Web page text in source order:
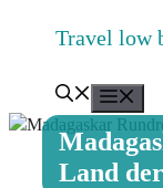
springen
Travel low
Land